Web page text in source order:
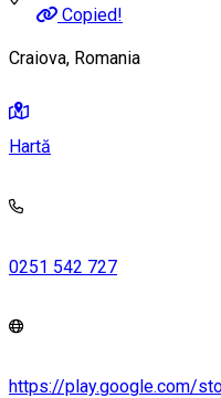
Copied!
Craiova, Romania
Hartă
0251 542 727
https://play.google.com/